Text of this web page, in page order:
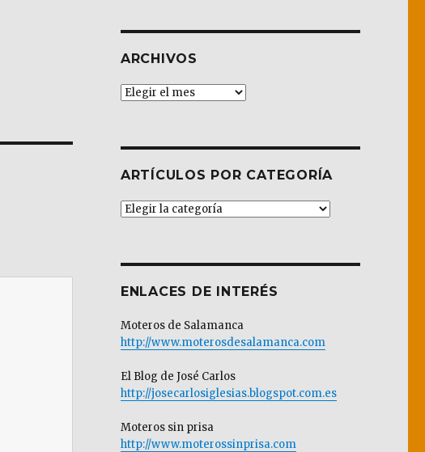
ARCHIVOS
Archivos
ARTÍCULOS POR CATEGORÍA
Artículos
ENLACES DE INTERÉS
Moteros de Salamanca
http://www.moterosdesalamanca.com
El Blog de José Carlos
http://josecarlosiglesias.blogspot.com.es
Moteros sin prisa
http://www.moterossinprisa.com